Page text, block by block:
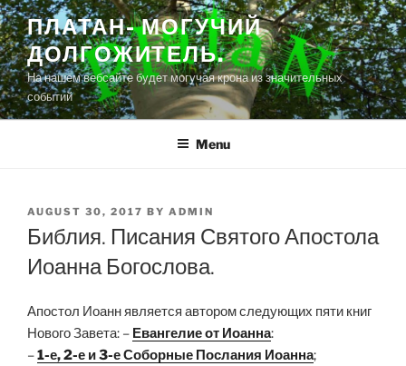
Skip
to
content
ПЛАТАН- МОГУЧИЙ
ДОЛГОЖИТЕЛЬ.
На нашем вебсайте будет могучая крона из значительных
событий
Menu
POSTED
ON
AUGUST 30, 2017 BY ADMIN
Библия. Писания Святого Апостола
Иоанна Богослова.
Апостол Иоанн является автором следующих пяти книг
Нового Завета: – Евангелие от Иоанна:
–1-е, 2-е и 3-е Соборные Послания Иоанна;